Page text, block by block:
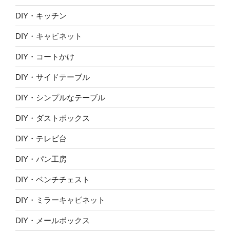
DIY・キッチン
DIY・キャビネット
DIY・コートかけ
DIY・サイドテーブル
DIY・シンプルなテーブル
DIY・ダストボックス
DIY・テレビ台
DIY・パン工房
DIY・ベンチチェスト
DIY・ミラーキャビネット
DIY・メールボックス